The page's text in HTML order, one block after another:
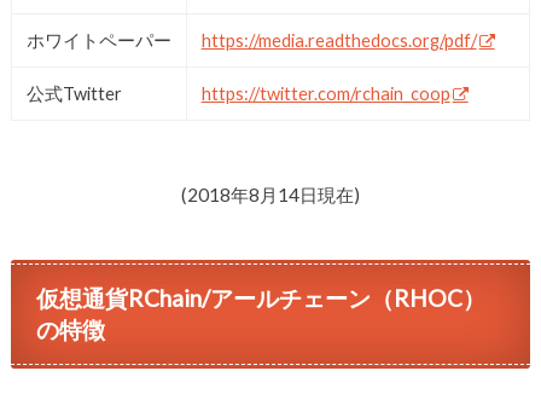
ホワイトペーパー https://media.readthedocs.org/pdf/
公式Twitter https://twitter.com/rchain_coop
(2018年8月14日現在)
仮想通貨RChain/アールチェーン（RHOC）
の特徴